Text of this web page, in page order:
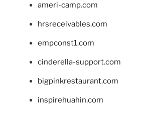
ameri-camp.com
hrsreceivables.com
empconst1.com
cinderella-support.com
bigpinkrestaurant.com
inspirehuahin.com